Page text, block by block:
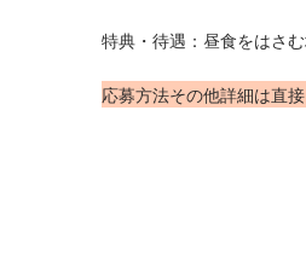
特典・待遇：昼食をはさ
応募方法その他詳細は直